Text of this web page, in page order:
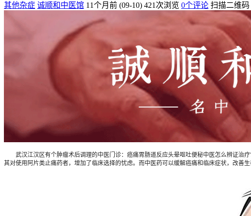
其他杂症 诚顺和中医馆 11个月前 (09-10) 421次浏览 0个评论 扫描二维码
武汉江汉区有个肿瘤术后调理的中医门诊：癌痛胃肠道反应头晕呕吐便秘中医怎么辨证治
其对使用阿片类止痛药者，增加了临床选择的忧虑。而中医药可以缓解癌痛和临床症状，改善